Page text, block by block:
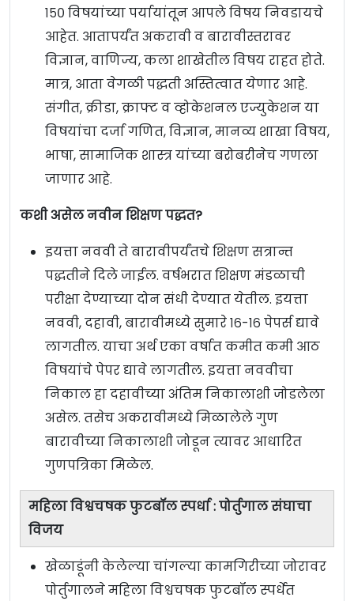
१५० विषयांच्या पर्यायांतून आपले विषय निवडायचे
आहेत. आतापर्यंत अकरावी व बारावीस्तरावर
विज्ञान, वाणिज्य, कला शाखेतील विषय राहत होते.
मात्र, आता वेगळी पद्धती अस्तित्वात येणार आहे.
संगीत, क्रीडा, क्राफ्ट व व्होकेशनल एज्युकेशन या
विषयांचा दर्जा गणित, विज्ञान, मानव्य शाखा विषय,
भाषा, सामाजिक शास्त्र यांच्या बरोबरीनेच गणला
जाणार आहे.
कशी असेल नवीन शिक्षण पद्धत?
इयत्ता नववी ते बारावीपर्यंतचे शिक्षण सत्रान्त
पद्धतीने दिले जाईल. वर्षभरात शिक्षण मंडळाची
परीक्षा देण्याच्या दोन संधी देण्यात येतील. इयत्ता
नववी, दहावी, बारावीमध्ये सुमारे १६-१६ पेपर्स द्यावे
लागतील. याचा अर्थ एका वर्षात कमीत कमी आठ
विषयांचे पेपर द्यावे लागतील. इयत्ता नववीचा
निकाल हा दहावीच्या अंतिम निकालाशी जोडलेला
असेल. तसेच अकरावीमध्ये मिळालेले गुण
बारावीच्या निकालाशी जोडून त्यावर आधारित
गुणपत्रिका मिळेल.
महिला विश्वचषक फुटबॉल स्पर्धा : पोर्तुगाल संघाचा
विजय
खेळाडूंनी केलेल्या चांगल्या कामगिरीच्या जोरावर
पोर्तुगालने महिला विश्वचषक फुटबॉल स्पर्धेत